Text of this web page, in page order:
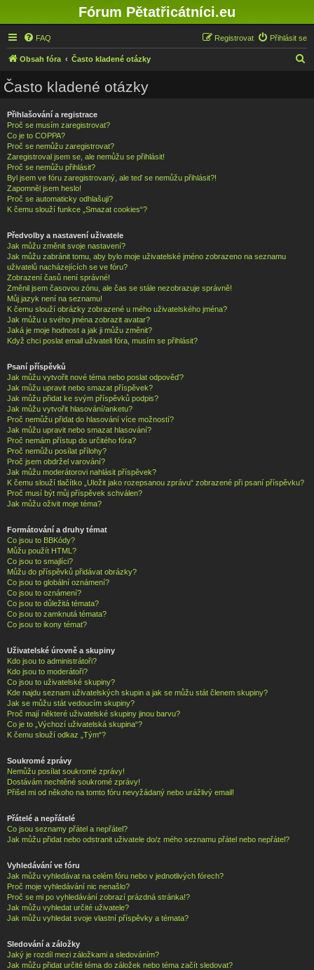
Fórum Pětatřicátníci.eu
FAQ Přihlásit se
Registrovat
Obsah fóra Často kladené otázky
Často kladené otázky
Přihlašování a registrace
Proč se musím zaregistrovat?
Co je to COPPA?
Proč se nemůžu zaregistrovat?
Zaregistroval jsem se, ale nemůžu se přihlásit!
Proč se nemůžu přihlásit?
Byl jsem ve fóru zaregistrovaný, ale teď se nemůžu přihlásit?!
Zapomněl jsem heslo!
Proč se automaticky odhlašuji?
K čemu slouží funkce „Smazat cookies“?
Předvolby a nastavení uživatele
Jak můžu změnit svoje nastavení?
Jak můžu zabránit tomu, aby bylo moje uživatelské jméno zobrazeno na seznamu
uživatelů nacházejících se ve fóru?
Zobrazení časů není správné!
Změnil jsem časovou zónu, ale čas se stále nezobrazuje správně!
Můj jazyk není na seznamu!
K čemu slouží obrázky zobrazené u mého uživatelského jména?
Jak můžu u svého jména zobrazit avatar?
Jaká je moje hodnost a jak ji můžu změnit?
Když chci poslat email uživateli fóra, musím se přihlásit?
Psaní příspěvků
Jak můžu vytvořit nové téma nebo poslat odpověď?
Jak můžu upravit nebo smazat příspěvek?
Jak můžu přidat ke svým příspěvků podpis?
Jak můžu vytvořit hlasování/anketu?
Proč nemůžu přidat do hlasování více možností?
Jak můžu upravit nebo smazat hlasování?
Proč nemám přístup do určitého fóra?
Proč nemůžu posílat přílohy?
Proč jsem obdržel varování?
Jak můžu moderátorovi nahlásit příspěvek?
K čemu slouží tlačítko „Uložit jako rozepsanou zprávu“ zobrazené při psaní příspěvku?
Proč musí být můj příspěvek schválen?
Jak můžu oživit moje téma?
Formátování a druhy témat
Co jsou to BBKódy?
Můžu použít HTML?
Co jsou to smajlíci?
Můžu do příspěvků přidávat obrázky?
Co jsou to globální oznámení?
Co jsou to oznámení?
Co jsou to důležitá témata?
Co jsou to zamknutá témata?
Co jsou to ikony témat?
Uživatelské úrovně a skupiny
Kdo jsou to administrátoři?
Kdo jsou to moderátoři?
Co jsou to uživatelské skupiny?
Kde najdu seznam uživatelských skupin a jak se můžu stát členem skupiny?
Jak se můžu stát vedoucím skupiny?
Proč mají některé uživatelské skupiny jinou barvu?
Co je to „Výchozí uživatelská skupina“?
K čemu slouží odkaz „Tým“?
Soukromé zprávy
Nemůžu posílat soukromé zprávy!
Dostávám nechtěné soukromé zprávy!
Přišel mi od někoho na tomto fóru nevyžádaný nebo urážlivý email!
Přátelé a nepřátelé
Co jsou seznamy přátel a nepřátel?
Jak můžu přidat nebo odstranit uživatele do/z mého seznamu přátel nebo nepřátel?
Vyhledávání ve fóru
Jak můžu vyhledávat na celém fóru nebo v jednotlivých fórech?
Proč moje vyhledávání nic nenašlo?
Proč se mi po vyhledávání zobrazí prázdná stránka!?
Jak můžu vyhledat určité uživatele?
Jak můžu vyhledat svoje vlastní příspěvky a témata?
Sledování a záložky
Jaký je rozdíl mezi záložkami a sledováním?
Jak můžu přidat určité téma do záložek nebo téma začít sledovat?